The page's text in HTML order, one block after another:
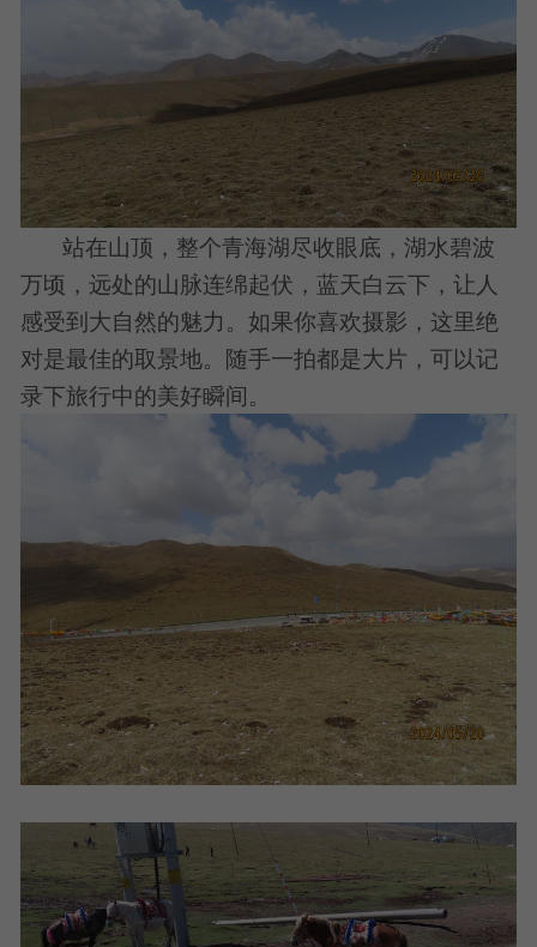
站在山顶，整个青海湖尽收眼底，湖水碧波
万顷，远处的山脉连绵起伏，蓝天白云下，让人
感受到大自然的魅力。如果你喜欢摄影，这里绝
对是最佳的取景地。随手一拍都是大片，可以记
录下旅行中的美好瞬间。